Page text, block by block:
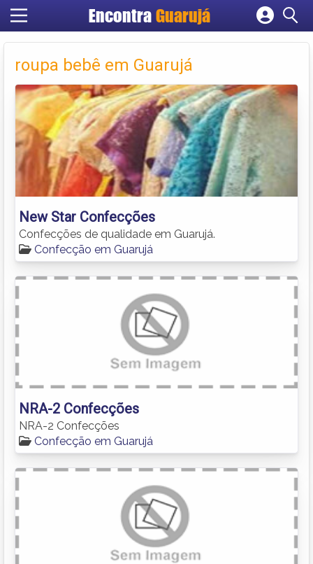
Encontra Guarujá
Cadastrar empresa
Criar conta
roupa bebê em Guarujá
New Star Confecções
Confecções de qualidade em Guarujá.
Confecção em Guarujá
NRA-2 Confecções
NRA-2 Confecções
Confecção em Guarujá